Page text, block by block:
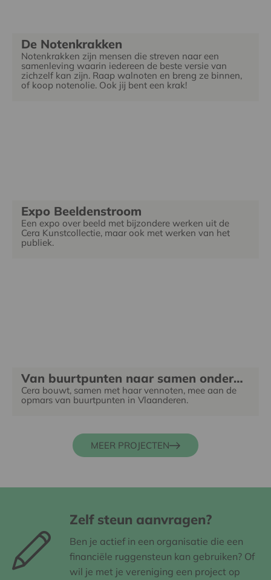
De Notenkrakken
Notenkrakken zijn mensen die streven naar een
samenleving waarin iedereen de beste versie van
zichzelf kan zijn. Raap walnoten en breng ze binnen,
of koop notenolie. Ook jij bent een krak!
Expo Beeldenstroom
Een expo over beeld met bijzondere werken uit de
Cera Kunstcollectie, maar ook met werken van het
publiek.
Van buurtpunten naar samen ondernemen met je buurt
Cera bouwt, samen met haar vennoten, mee aan de
opmars van buurtpunten in Vlaanderen.
MEER PROJECTEN
Zelf steun aanvragen?
Ben je actief in een organisatie die een
financiële ruggensteun kan gebruiken? Of
wil je met je vereniging een project op